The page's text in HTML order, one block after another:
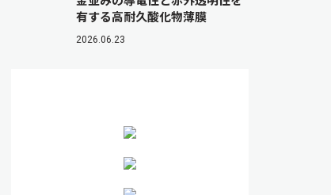
有する高耐久酸化物薄膜
2026.06.23